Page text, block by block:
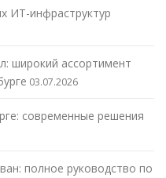
ИТ-инфраструктур
широкий ассортимент
03.07.2026
современные решения
полное руководство по